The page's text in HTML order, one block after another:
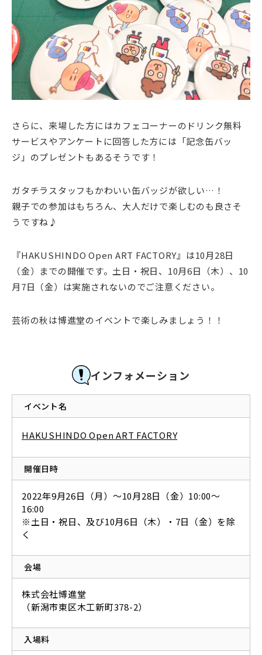
さらに、来場した方にはカフェコーナーのドリンク無料
サービスやアンケートに回答した方には「記念缶バッ
ジ」のプレゼントもあるそうです！
ガタチラスタッフもかわいい缶バッジが欲しい…！
親子での参加はもちろん、大人だけで楽しむのも良さそ
うですね♪
『HAKUSHINDO Open ART FACTORY』は10月28日
（金）までの開催です。土日・祝日、10月6日（木）、10
月7日（金）は実施されないのでご注意ください。
芸術の秋は博進堂のイベントで楽しみましょう！！
インフォメーション
イベント名
HAKUSHINDO Open ART FACTORY
開催日時
2022年9月26日（月）～10月28日（金）10:00～
16:00
※土日・祝日、及び10月6日（木）・7日（金）を除
く
会場
株式会社博進堂
（新潟市東区木工新町378-2）
入場料